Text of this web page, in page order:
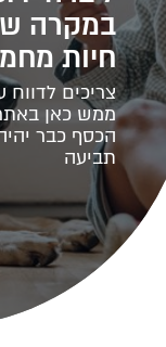
במקרה
חיות
צריכים לדווח
ממש כאן
הכסף כבר
תביעה